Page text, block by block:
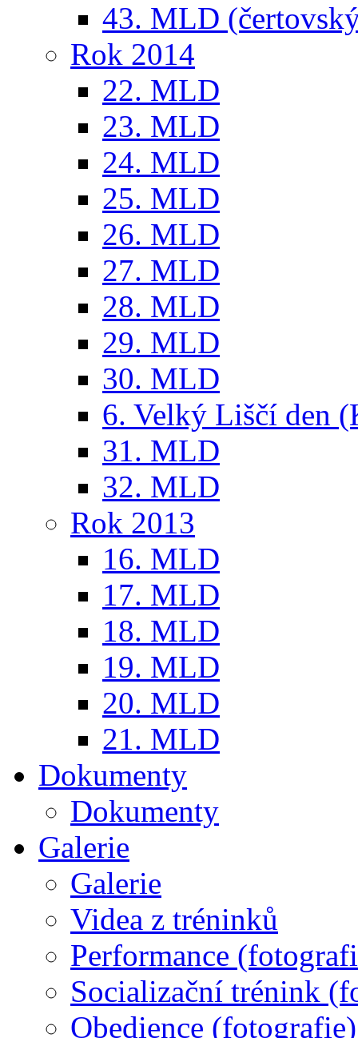
43. MLD
Rok 2014
22. MLD
23. MLD
24. MLD
25. MLD
26. MLD
27. MLD
28. MLD
29. MLD
30. MLD
6. Velký Liščí den
31. MLD
32. MLD
Rok 2013
16. MLD
17. MLD
18. MLD
19. MLD
20. MLD
21. MLD
Dokumenty
Dokumenty
Galerie
Galerie
Videa z tréninků
Performance
Socializační trénink
Obedience (fotografie)